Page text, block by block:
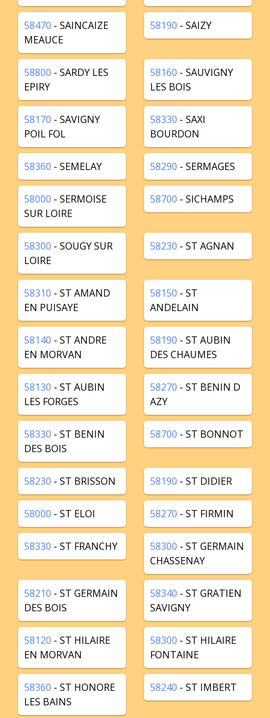
58470 - SAINCAIZE
MEAUCE
58190 - SAIZY
58800 - SARDY LES
EPIRY
58160 - SAUVIGNY
LES BOIS
58170 - SAVIGNY
POIL FOL
58330 - SAXI
BOURDON
58360 - SEMELAY 58290 - SERMAGES
58000 - SERMOISE
SUR LOIRE
58700 - SICHAMPS
58300 - SOUGY SUR
LOIRE
58230 - ST AGNAN
58310 - ST AMAND
EN PUISAYE
58150 - ST
ANDELAIN
58140 - ST ANDRE
EN MORVAN
58190 - ST AUBIN
DES CHAUMES
58130 - ST AUBIN
LES FORGES
58270 - ST BENIN D
AZY
58330 - ST BENIN
DES BOIS
58700 - ST BONNOT
58230 - ST BRISSON 58190 - ST DIDIER
58000 - ST ELOI 58270 - ST FIRMIN
58330 - ST FRANCHY 58300 - ST GERMAIN
CHASSENAY
58210 - ST GERMAIN
DES BOIS
58340 - ST GRATIEN
SAVIGNY
58120 - ST HILAIRE
EN MORVAN
58300 - ST HILAIRE
FONTAINE
58360 - ST HONORE
LES BAINS
58240 - ST IMBERT